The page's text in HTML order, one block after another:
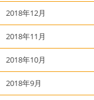
2018年12月
2018年11月
2018年10月
2018年9月